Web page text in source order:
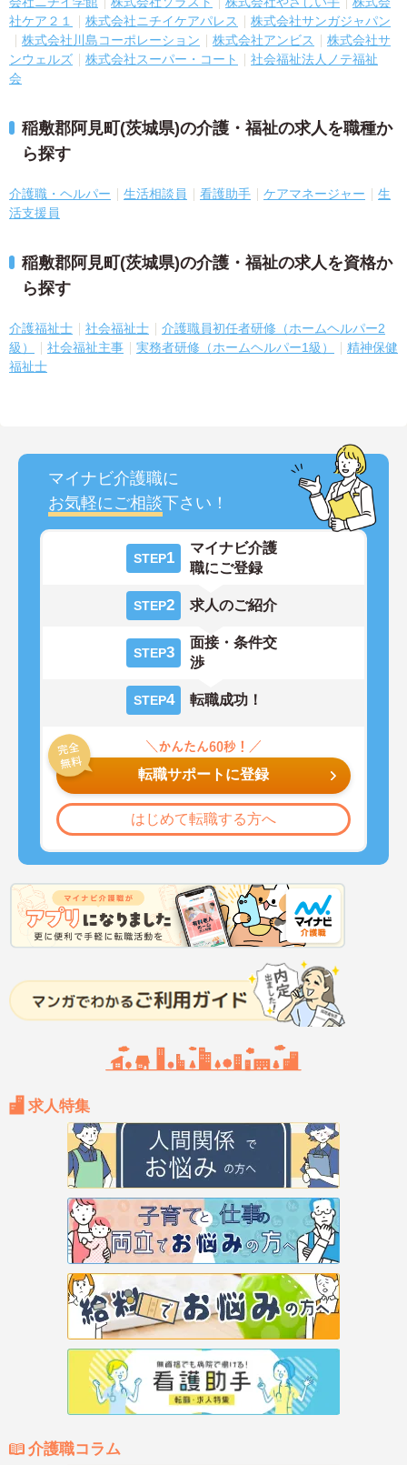
社ケア２１
株式会社ニチイケアパレス
株式会社サンガジャパン
株式会社川島コーポレーション
株式会社アンビス
株式会社サ
ンウェルズ
株式会社スーパー・コート
社会福祉法人ノテ福祉
会
稲敷郡阿見町(茨城県)の介護・福祉の求人を職種か
ら探す
介護職・ヘルパー 生活相談員 看護助手 ケアマネージャー
生
活支援員
稲敷郡阿見町(茨城県)の介護・福祉の求人を資格か
ら探す
介護福祉士 社会福祉士
介護職員初任者研修（ホームヘルパー2
級）
社会福祉主事 実務者研修（ホームヘルパー1級）
精神保健
福祉士
マイナビ介護職に
お気軽にご相談下さい！
STEP1
マイナビ介護
職にご登録
STEP2 求人のご紹介
STEP3
面接・条件交
渉
STEP4 転職成功！
転職サポートに登録
はじめて転職する方へ
求人特集
介護職コラム